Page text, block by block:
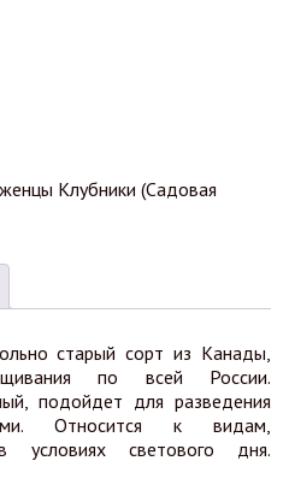
Кент
Клубники (Садовая
старый сорт из Канады,
по всей России.
подойдет для разведения
Относится к видам,
условиях светового дня.